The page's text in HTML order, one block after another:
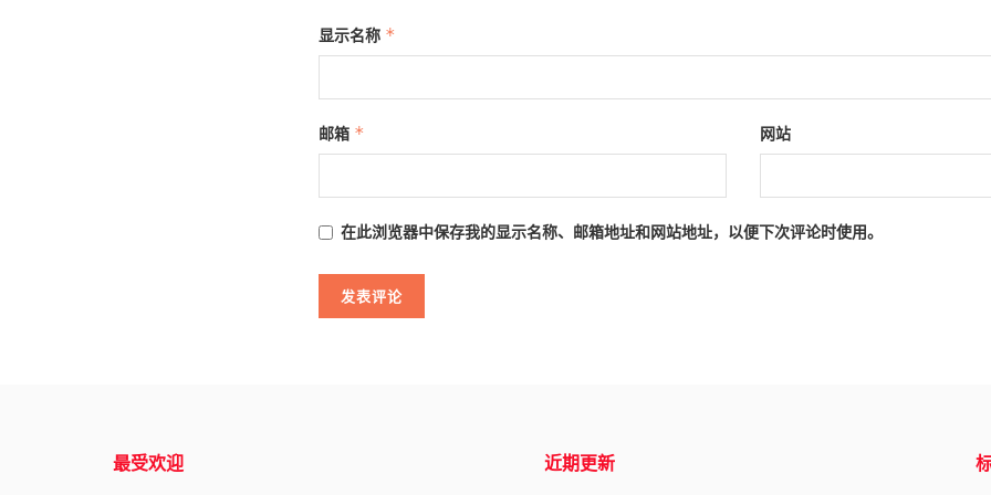
显示名称 *
邮箱 * 网站
在此浏览器中保存我的显示名称、邮箱地址和网站地址，以便下次评论时使用。
最受欢迎 近期更新